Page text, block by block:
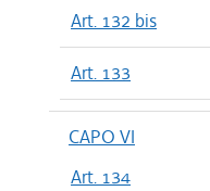
Art. 132 bis
Art. 133
CAPO VI
Art. 134